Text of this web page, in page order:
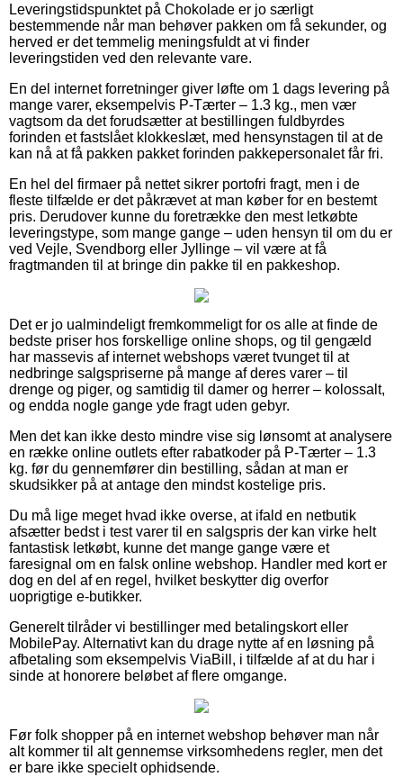
Leveringstidspunktet på Chokolade er jo særligt
bestemmende når man behøver pakken om få sekunder, og
herved er det temmelig meningsfuldt at vi finder
leveringstiden ved den relevante vare.
En del internet forretninger giver løfte om 1 dags levering på
mange varer, eksempelvis P-Tærter – 1.3 kg., men vær
vagtsom da det forudsætter at bestillingen fuldbyrdes
forinden et fastslået klokkeslæt, med hensynstagen til at de
kan nå at få pakken pakket forinden pakkepersonalet får fri.
En hel del firmaer på nettet sikrer portofri fragt, men i de
fleste tilfælde er det påkrævet at man køber for en bestemt
pris. Derudover kunne du foretrække den mest letkøbte
leveringstype, som mange gange – uden hensyn til om du er
ved Vejle, Svendborg eller Jyllinge – vil være at få
fragtmanden til at bringe din pakke til en pakkeshop.
Det er jo ualmindeligt fremkommeligt for os alle at finde de
bedste priser hos forskellige online shops, og til gengæld
har massevis af internet webshops været tvunget til at
nedbringe salgspriserne på mange af deres varer – til
drenge og piger, og samtidig til damer og herrer – kolossalt,
og endda nogle gange yde fragt uden gebyr.
Men det kan ikke desto mindre vise sig lønsomt at analysere
en række online outlets efter rabatkoder på P-Tærter – 1.3
kg. før du gennemfører din bestilling, sådan at man er
skudsikker på at antage den mindst kostelige pris.
Du må lige meget hvad ikke overse, at ifald en netbutik
afsætter bedst i test varer til en salgspris der kan virke helt
fantastisk letkøbt, kunne det mange gange være et
faresignal om en falsk online webshop. Handler med kort er
dog en del af en regel, hvilket beskytter dig overfor
uoprigtige e-butikker.
Generelt tilråder vi bestillinger med betalingskort eller
MobilePay. Alternativt kan du drage nytte af en løsning på
afbetaling som eksempelvis ViaBill, i tilfælde af at du har i
sinde at honorere beløbet af flere omgange.
Før folk shopper på en internet webshop behøver man når
alt kommer til alt gennemse virksomhedens regler, men det
er bare ikke specielt ophidsende.